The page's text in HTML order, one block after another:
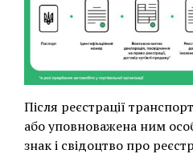
Після реєстрації
або уповноважена ним
знак і свідоцтво про